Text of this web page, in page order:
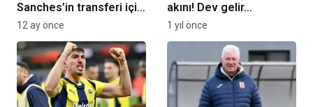
Sanches’in transferi için
flaş karar!
12 ay önce
akını! Dev gelir…
1 yıl önce